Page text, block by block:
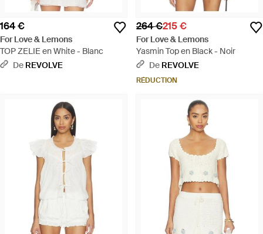
164 €
For Love & Lemons
TOP ZELIE en White - Blanc
De REVOLVE
264 €215 €
For Love & Lemons
Yasmin Top en Black - Noir
De REVOLVE
RÉDUCTION